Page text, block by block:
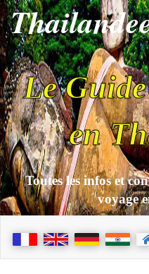
Le
en
Toutes les infos et
voyage